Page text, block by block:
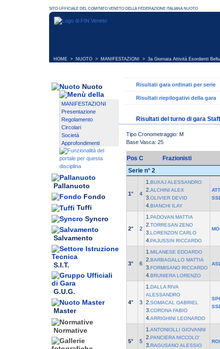
HOME > NUOTO > MANIFESTAZIONI > 3a Giornata Attività Esordienti
Nuoto
MANIFESTAZIONI
Presentazione
Regolamento
Circolari
Società
Approfondimenti
Pallanuoto
Fondo
Tuffi
Syncro
Salvamento
S.I.T.
G.U.G.
Master
Normative
Risultati gara ordinati per serie
Risultati riepilogativi della gara
Risultati del turno di gara
Tipo Cronometraggio: M
Base Vasca: 25
Pos C
Frazionisti
Serie n° 2
1° 4
1. BUXAJ ALESSANDRO
2. ALCHINI ALEX
3. OLIVIER DEVID
4. BIANCHI ILAY
2° 2
1. PADOVAN MATTIA
2. TORRESAN ZENO
3. LORENZON CARLO
4. PAJUSSIN RICCARDO
3° 6
1. MILANESE EDOARDO
2. BARBAGALLO MATTIA
3. FORMISANO RICCARDO
4. BRUNIERA LORENZO
4° 3
1. DALLA RIVA
ALESSANDRO
2. SOMACAL GABRIEL
3. CORONA FABIO
4. ARRIGHINI LEONARDO
5° 5
1. ANTONIOLLI GIOVANNI
2. PANCIERA NICCOLO'
3. RAGUSANO ALESSIO